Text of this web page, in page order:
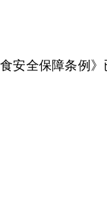
全保障条例》